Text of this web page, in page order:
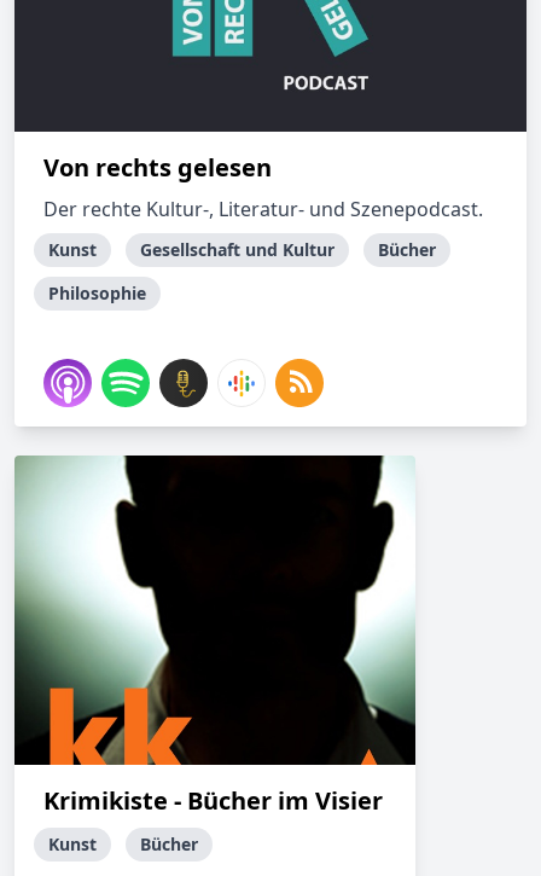
Von rechts gelesen
Der rechte Kultur-, Literatur- und Szenepodcast.
Kunst Gesellschaft und Kultur
Bücher
Philosophie
Krimikiste - Bücher im Visier
Kunst Bücher